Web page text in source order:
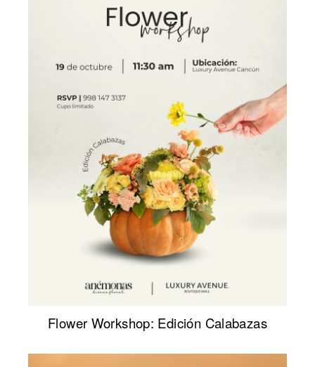
Flower Workshop: Edición Calabazas